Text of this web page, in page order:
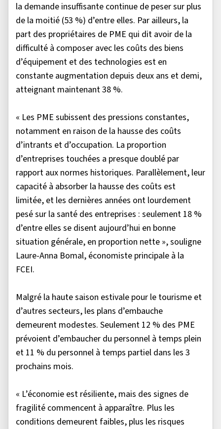
la demande insuffisante continue de peser sur plus
de la moitié (53 %) d’entre elles. Par ailleurs, la
part des propriétaires de PME qui dit avoir de la
difficulté à composer avec les coûts des biens
d’équipement et des technologies est en
constante augmentation depuis deux ans et demi,
atteignant maintenant 38 %.
« Les PME subissent des pressions constantes,
notamment en raison de la hausse des coûts
d’intrants et d’occupation. La proportion
d’entreprises touchées a presque doublé par
rapport aux normes historiques. Parallèlement, leur
capacité à absorber la hausse des coûts est
limitée, et les dernières années ont lourdement
pesé sur la santé des entreprises : seulement 18 %
d’entre elles se disent aujourd’hui en bonne
situation générale, en proportion nette », souligne
Laure-Anna Bomal, économiste principale à la
FCEI.
Malgré la haute saison estivale pour le tourisme et
d’autres secteurs, les plans d’embauche
demeurent modestes. Seulement 12 % des PME
prévoient d’embaucher du personnel à temps plein
et 11 % du personnel à temps partiel dans les 3
prochains mois.
« L’économie est résiliente, mais des signes de
fragilité commencent à apparaître. Plus les
conditions demeurent faibles, plus les risques